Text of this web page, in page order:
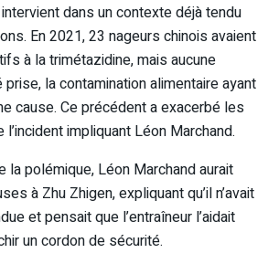
dans un contexte déjà tendu
En 2021, 23 nageurs chinois avaient
à la trimétazidine, mais aucune
prise, la contamination alimentaire ayant
cause. Ce précédent a exacerbé les
impliquant Léon Marchand.
la polémique, Léon Marchand aurait
à Zhu Zhigen, expliquant qu’il n’avait
et pensait que l’entraîneur l’aidait
un cordon de sécurité.